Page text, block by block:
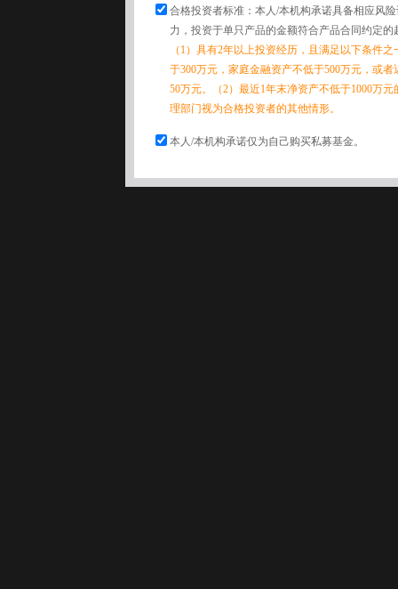
合格投资者标准：本人/本机构承诺具备相应风
力，投资于单只产品的金额符合产品合同约定的
（1）具有2年以上投资经历，且满足以下条件
于300万元，家庭金融资产不低于500万元，或
50万元。（2）最近1年末净资产不低于1000万
理部门视为合格投资者的其他情形。
本人/本机构承诺仅为自己购买私募基金。